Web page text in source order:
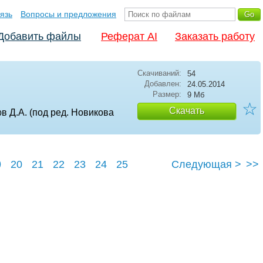
Вопросы и предложения
файлы Реферат AI Заказать работу
Д.А. (под ред. Новикова
Скачиваний:
54
Добавлен:
24.05.2014
Размер:
9 Мб
Скачать ☆
20 21 22 23 24 25 Следующая > >>